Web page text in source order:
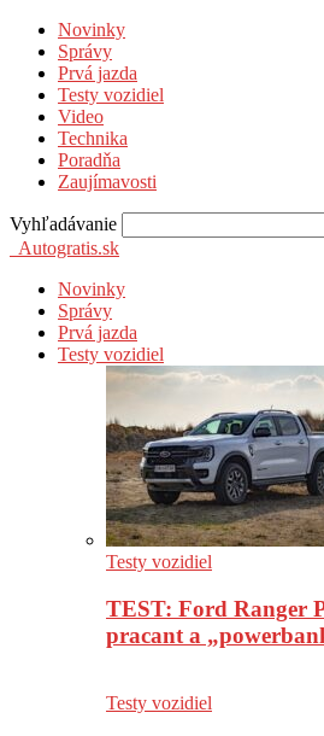
Novinky
Správy
Prvá jazda
Testy vozidiel
Video
Technika
Poradňa
Zaujímavosti
Vyhľadávanie
Autogratis.sk
Novinky
Správy
Prvá jazda
Testy vozidiel
Testy vozidiel
TEST: Ford Ranger
pracant a
Testy vozidiel